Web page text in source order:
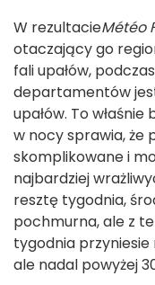
W rezultacieMétéo
otaczający go
fali upałów,
departamentów
upałów. To
w nocy sprawia, że
skomplikowane i
najbardziej
resztę tygodnia,
pochmurna, ale z
tygodnia
ale nadal powyżej